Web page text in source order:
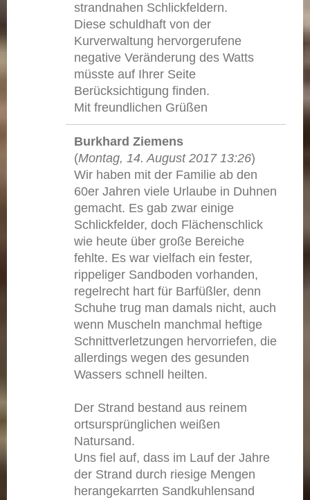
strandnahen Schlickfeldern.
Diese schuldhaft von der
Kurverwaltung hervorgerufene
negative Veränderung des Watts
müsste auf Ihrer Seite
Berücksichtigung finden.
Mit freundlichen Grüßen
Burkhard Ziemens
(Montag, 14. August 2017 13:26)
Wir haben mit der Familie ab den
60er Jahren viele Urlaube in Duhnen
gemacht. Es gab zwar einige
Schlickfelder, doch Flächenschlick
wie heute über große Bereiche
fehlte. Es war vielfach ein fester,
rippeliger Sandboden vorhanden,
regelrecht hart für Barfüßler, denn
Schuhe trug man damals nicht, auch
wenn Muscheln manchmal heftige
Schnittverletzungen hervorriefen, die
allerdings wegen des gesunden
Wassers schnell heilten.
Der Strand bestand aus reinem
ortsursprünglichen weißen
Natursand.
Uns fiel auf, dass im Lauf der Jahre
der Strand durch riesige Mengen
herangekarrten Sandkuhlensand